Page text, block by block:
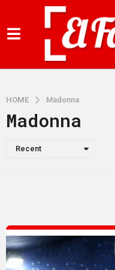
HOME Madonna
Madonna
Recent